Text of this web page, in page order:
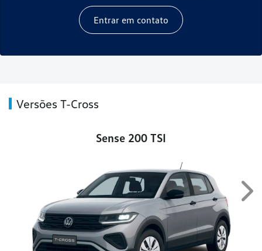
Entrar em contato
Versões T-Cross
Sense 200 TSI